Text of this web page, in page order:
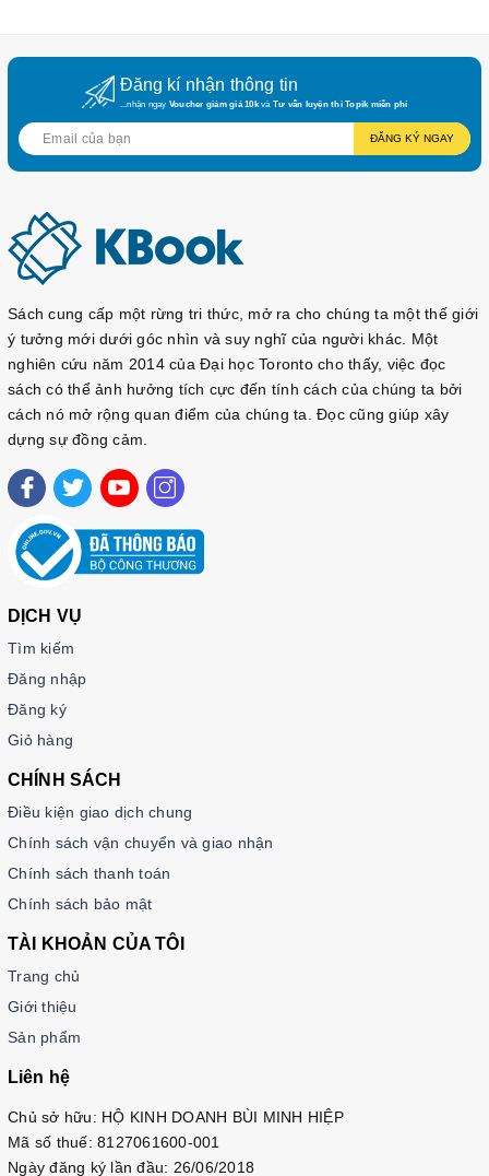
https://sachtienghan.com/ban-mau-giao-trinh-kyung-hee-cao-
cap-1-doc-viet
Cao cấp 2
kyung-hee-cao-cap-2
https://sachtienghan.com/ban-mau-giao-trinh-kyung-hee-cao-
cap-2-ngu-phap
https://sachtienghan.com/ban-mau-giao-trinh-kyung-hee-cao-
cap-2-nghe-noi
https://sachtienghan.com/ban-mau-giao-trinh-kyung-hee-cao-
cap-2-doc-viet
Cấu trúc chi tiết của mỗi cấp độ:
1.Cấp độ Sơ Cấp (Sơ Cấp 1 và 2):
Cuốn Nghe-Nói
bản, giúp học viên thực hành nói và nghe qua các tình
giao tiếp giúp nâng cao khả năng phản xạ trong giao
tiếp.
Cuốn Đọc-Viết
luyện khả năng diễn đạt.
Cuốn Ngữ Pháp: Giới thiệu những cấu trúc ngữ pháp
cơ bản và cách sử dụng chúng trong thực tế. Bài tập
thực hành giúp củng cố kiến thức và vận dụng ngữ
Đăng kí nhận thông tin
...nhận ngay Voucher giảm giá 10kvà Tư vấn luyện thi Topik miễn phí
ĐĂNG KÝ NGAY
Sách cung cấp một rừng tri thức, mở ra cho chúng ta một thế giới
ý tưởng mới dưới góc nhìn và suy nghĩ của người khác. Một
nghiên cứu năm 2014 của Đại học Toronto cho thấy, việc đọc
sách có thể ảnh hưởng tích cực đến tính cách của chúng ta bởi
cách nó mở rộng quan điểm của chúng ta. Đọc cũng giúp xây
dựng sự đồng cảm.
DỊCH VỤ
Tìm kiếm
Đăng nhập
Đăng ký
Giỏ hàng
CHÍNH SÁCH
Điều kiện giao dịch chung
Chính sách vận chuyển và giao nhận
Chính sách thanh toán
Chính sách bảo mật
TÀI KHOẢN CỦA TÔI
Trang chủ
Giới thiệu
Sản phẩm
Liên hệ
Chủ sở hữu: HỘ KINH DOANH BÙI MINH HIỆP
Mã số thuế: 8127061600-001
Ngày đăng ký lần đầu: 26/06/2018